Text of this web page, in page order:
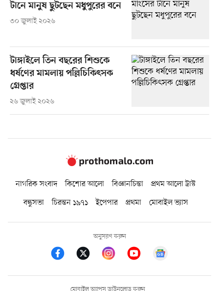
টানে মানুষ ছুটছেন মধুপুরের বনে
৩০ জুলাই ২০২৬
টাঙ্গাইলে তিন বছরের শিশুকে
ধর্ষণের মামলায় পল্লিচিকিৎসক
গ্রেপ্তার
২৬ জুলাই ২০২৬
নাগরিক সংবাদ কিশোর আলো বিজ্ঞানচিন্তা
প্রথম আলো ট্রাস্ট
বন্ধুসভা
চিরন্তন ১৯৭১ ইপেপার প্রথমা মোবাইল ভ্যাস
অনুসরণ করুন
মোবাইল অ্যাপস ডাউনলোড করুন